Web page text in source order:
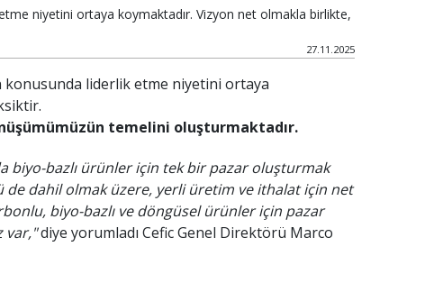
niyetini ortaya koymaktadır. Vizyon net olmakla birlikte,
27.11.2025
liderlik etme niyetini ortaya
temelini oluşturmaktadır.
biyo-bazlı ürünler için tek bir pazar oluşturmak
de dahil olmak üzere, yerli üretim ve ithalat için net
biyo-bazlı ve döngüsel ürünler için pazar
var,"diye yorumladı Cefic Genel Direktörü Marco